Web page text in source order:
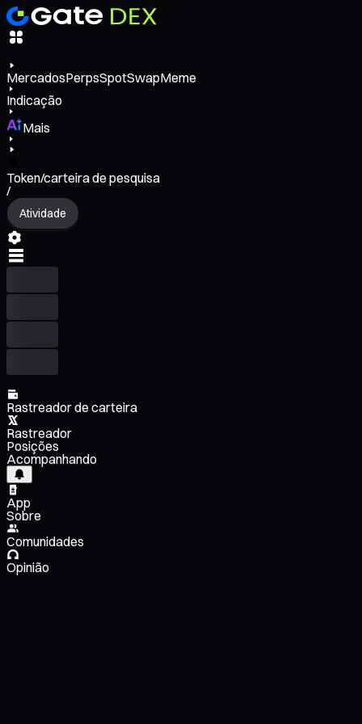
MercadosPerpsSpotSwapMeme
Indicação
Mais
Token/carteira de pesquisa
/
Atividade
Rastreador de carteira
Rastreador
Posições
Acompanhando
App
Sobre
Comunidades
Opinião